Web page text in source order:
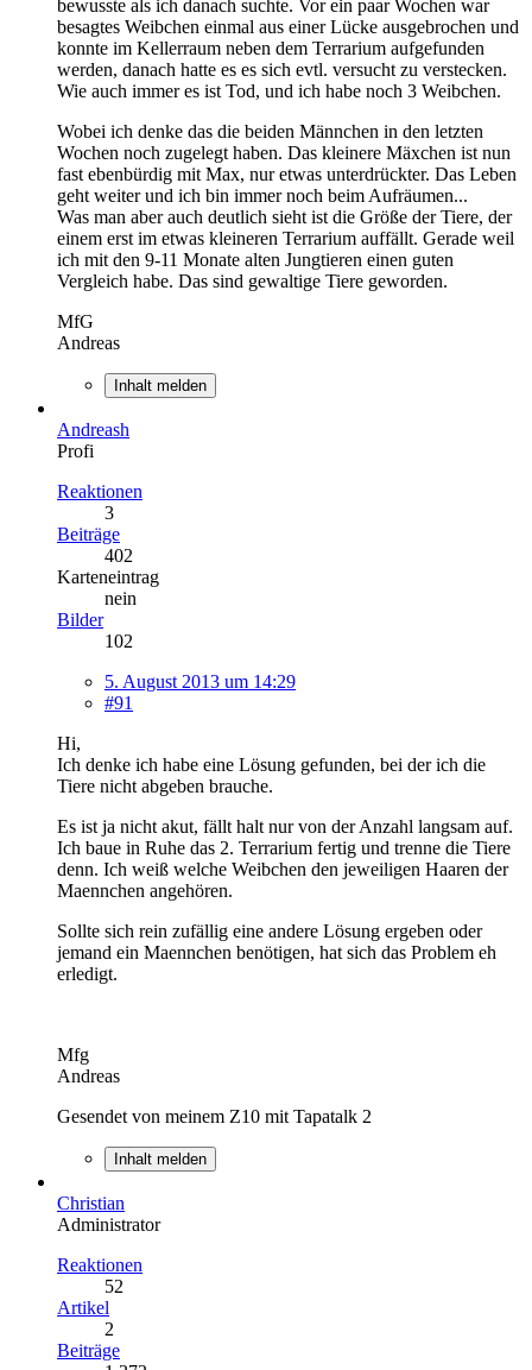
bewusste als ich danach suchte. Vor ein paar Wochen war
besagtes Weibchen einmal aus einer Lücke ausgebrochen und
konnte im Kellerraum neben dem Terrarium aufgefunden
werden, danach hatte es es sich evtl. versucht zu verstecken.
Wie auch immer es ist Tod, und ich habe noch 3 Weibchen.
Wobei ich denke das die beiden Männchen in den letzten
Wochen noch zugelegt haben. Das kleinere Mäxchen ist nun
fast ebenbürdig mit Max, nur etwas unterdrückter. Das Leben
geht weiter und ich bin immer noch beim Aufräumen...
Was man aber auch deutlich sieht ist die Größe der Tiere, der
einem erst im etwas kleineren Terrarium auffällt. Gerade weil
ich mit den 9-11 Monate alten Jungtieren einen guten
Vergleich habe. Das sind gewaltige Tiere geworden.
MfG
Andreas
Inhalt melden
Andreash
Profi
Reaktionen
3
Beiträge
402
Karteneintrag
nein
Bilder
102
5. August 2013 um 14:29
#91
Hi,
Ich denke ich habe eine Lösung gefunden, bei der ich die
Tiere nicht abgeben brauche.
Es ist ja nicht akut, fällt halt nur von der Anzahl langsam auf.
Ich baue in Ruhe das 2. Terrarium fertig und trenne die Tiere
denn. Ich weiß welche Weibchen den jeweiligen Haaren der
Maennchen angehören.
Sollte sich rein zufällig eine andere Lösung ergeben oder
jemand ein Maennchen benötigen, hat sich das Problem eh
erledigt.
Mfg
Andreas
Gesendet von meinem Z10 mit Tapatalk 2
Inhalt melden
Christian
Administrator
Reaktionen
52
Artikel
2
Beiträge